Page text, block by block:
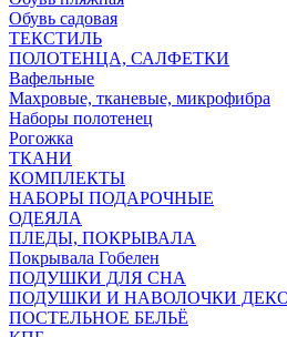
Обувь садовая
ТЕКСТИЛЬ
ПОЛОТЕНЦА, САЛФЕТКИ
Вафельные
Махровые, тканевые, микрофибра
Наборы полотенец
Рогожка
ТКАНИ
КОМПЛЕКТЫ
НАБОРЫ ПОДАРОЧНЫЕ
ОДЕЯЛА
ПЛЕДЫ, ПОКРЫВАЛА
Покрывала Гобелен
ПОДУШКИ ДЛЯ СНА
ПОДУШКИ И НАВОЛОЧКИ
ПОСТЕЛЬНОЕ БЕЛЬЁ